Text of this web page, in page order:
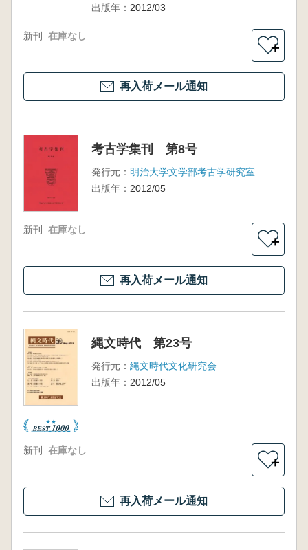
出版年： 2012/03
新刊 在庫なし
＋
再入荷メール通知
考古学集刊 第8号
発行元： 明治大学文学部考古学研究室
出版年： 2012/05
新刊 在庫なし
＋
再入荷メール通知
縄文時代 第23号
発行元： 縄文時代文化研究会
出版年： 2012/05
新刊 在庫なし
＋
再入荷メール通知